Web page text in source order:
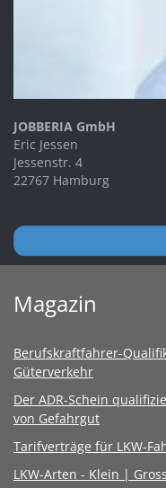
JOBBERIA GmbH
Eric Jessen
Jessenstr. 4
22767 Hamburg
Magazin
Berufskraftfahrer-
Güterverkehr
Der ADR-Schein
von Gefahrgut
Tarifverträge für LKW-
LKW-Arten - Klein |